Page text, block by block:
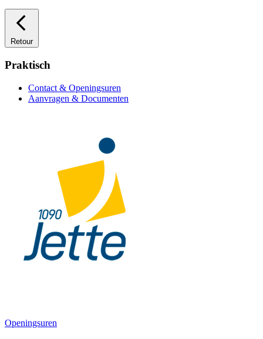
Retour
Praktisch
Contact & Openingsuren
Aanvragen & Documenten
Openingsuren